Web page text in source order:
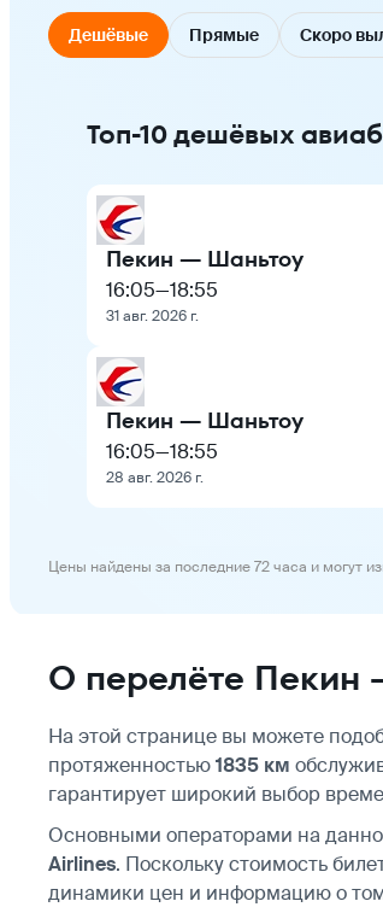
Дешёвые Прямые Скоро
Топ-10 дешёвых
Пекин — Шаньтоу
16:05—18:55
31 авг. 2026 г.
Пекин — Шаньтоу
16:05—18:55
28 авг. 2026 г.
Цены найдены за последние 72 часа и могут
О перелёте
На этой странице вы можете
протяженностью1835 км
гарантирует широкий выбор
Основными операторами на
Airlines. Поскольку стоимость
динамики цен и информацию о